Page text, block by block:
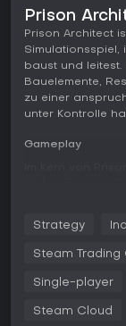
Prison
Prison Architect
Simulationsspiel,
baust und
Bauelemente,
zu einer
unter Kontrolle
Gameplay
verteilst
durch
Strategy
Steam Trading
Single-player
Steam Cloud